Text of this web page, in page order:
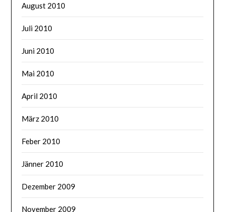
August 2010
Juli 2010
Juni 2010
Mai 2010
April 2010
März 2010
Feber 2010
Jänner 2010
Dezember 2009
November 2009